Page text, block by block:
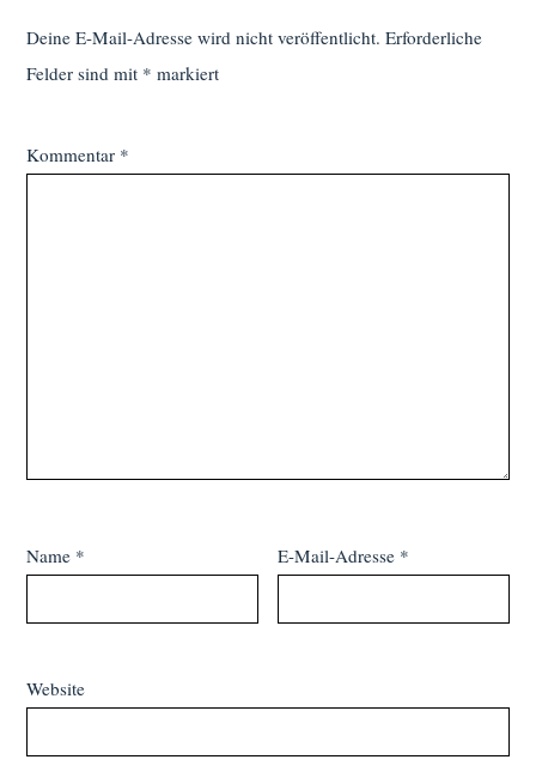
Deine E-Mail-Adresse wird nicht veröffentlicht. Erforderliche
Felder sind mit * markiert
Kommentar *
Name * E-Mail-Adresse *
Website